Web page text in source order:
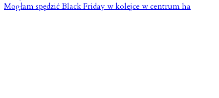
Mogłam spędzić Black Friday w kolejce w centrum ha